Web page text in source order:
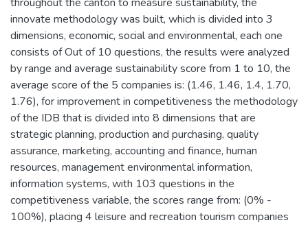
innovate methodology was built, which is divided into 3
dimensions, economic, social and environmental, each one
consists of Out of 10 questions, the results were analyzed
by range and average sustainability score from 1 to 10, the
average score of the 5 companies is: (1.46, 1.46, 1.4, 1.70,
1.76), for improvement in competitiveness the methodology
of the IDB that is divided into 8 dimensions that are
strategic planning, production and purchasing, quality
assurance, marketing, accounting and finance, human
resources, management environmental information,
information systems, with 103 questions in the
competitiveness variable, the scores range from: (0% -
100%), placing 4 leisure and recreation tourism companies